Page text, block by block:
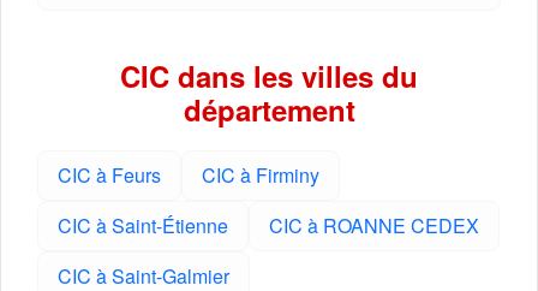
CIC dans les villes du
département
CIC à Feurs
CIC à Firminy
CIC à Saint-Étienne
CIC à ROANNE CEDEX
CIC à Saint-Galmier